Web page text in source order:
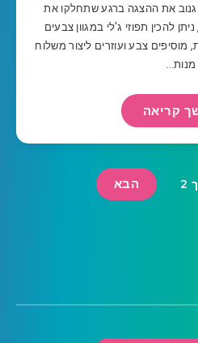
את ההצגה ברגע שתחלקו את
להכין תפוזי ג'לי במגוון צבעים
צבע ועוזרים ליצור משלוח
מנות…
קריאה
הבא